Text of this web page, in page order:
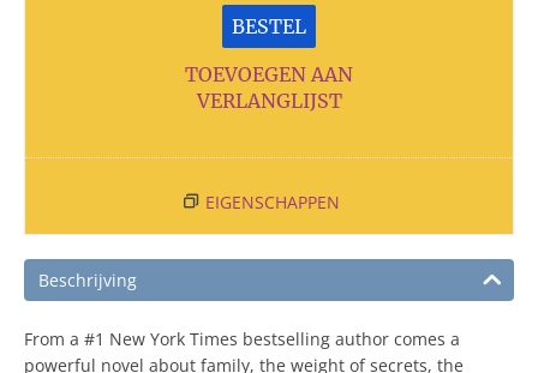
BESTEL
TOEVOEGEN AAN
VERLANGLIJST
EIGENSCHAPPEN
Beschrijving
From a #1 New York Times bestselling author comes a
powerful novel about family, the weight of secrets, the